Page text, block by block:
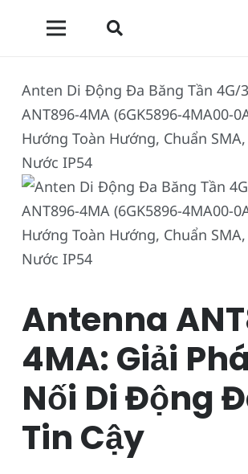
Anten Di Động Đa Băng Tần 4G/
ANT896-4MA (6GK5896-4MA00-
Hướng Toàn Hướng, Chuẩn
Nước IP54
Antenna
4MA: Giải
Nối Di Động
Tin Cậy